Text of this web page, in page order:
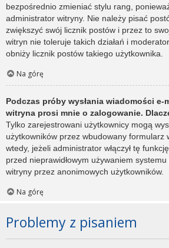
bezpośrednio zmieniać stylu rang,
administrator witryny. Nie należy pisać
zwiększyć swój licznik postów i przez to
witryn nie toleruje takich działań i
obniży licznik postów takiego użytkownika.
Na górę
Podczas próby wysłania wiadomości
witryna prosi mnie o zalogowanie.
Tylko zarejestrowani użytkownicy mogą
użytkowników przez wbudowany formularz
wtedy, jeżeli administrator włączył tę
przed nieprawidłowym używaniem
witryny przez anonimowych użytkowników.
Na górę
Problemy z pisaniem